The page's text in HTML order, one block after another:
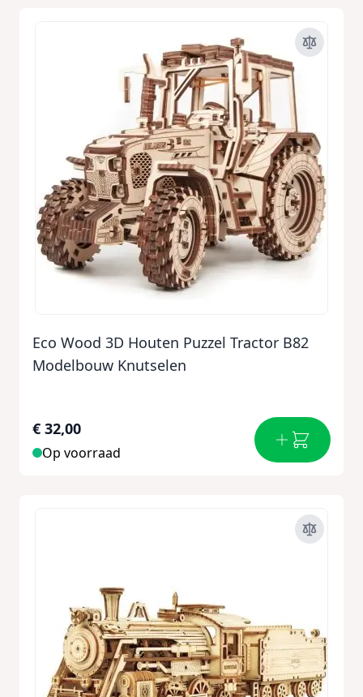
Eco Wood 3D Houten Puzzel Tractor B82
Modelbouw Knutselen
€ 32,00
Op voorraad